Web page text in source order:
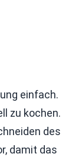
einfach.
zu kochen.
des
damit das